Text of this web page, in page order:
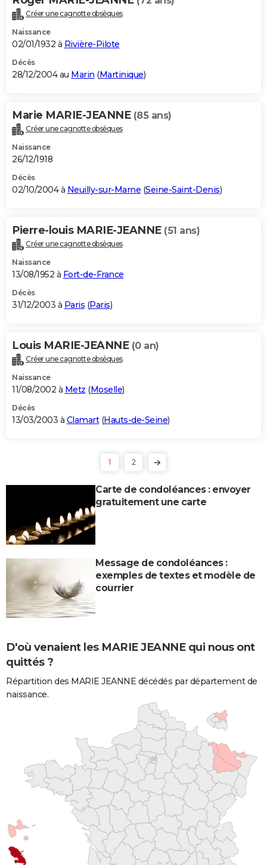
Créer une cagnotte obsèques
Naissance
02/01/1932 à Rivière-Pilote
Décès
28/12/2004 au Marin (Martinique)
Marie MARIE-JEANNE (85 ans)
Créer une cagnotte obsèques
Naissance
26/12/1918
Décès
02/10/2004 à Neuilly-sur-Marne (Seine-Saint-Denis)
Pierre-louis MARIE-JEANNE (51 ans)
Créer une cagnotte obsèques
Naissance
13/08/1952 à Fort-de-France
Décès
31/12/2003 à Paris (Paris)
Louis MARIE-JEANNE (0 an)
Créer une cagnotte obsèques
Naissance
11/08/2002 à Metz (Moselle)
Décès
13/03/2003 à Clamart(Hauts-de-Seine)
1 2
Carte de condoléances : envoyer
gratuitement une carte
Message de condoléances :
exemples de textes et modèle de
courrier
D'où venaient les MARIE JEANNE qui nous ont
quittés ?
Répartition des MARIE JEANNE décédés par département de
naissance.